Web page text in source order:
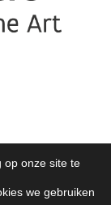
op onze site te
we gebruiken